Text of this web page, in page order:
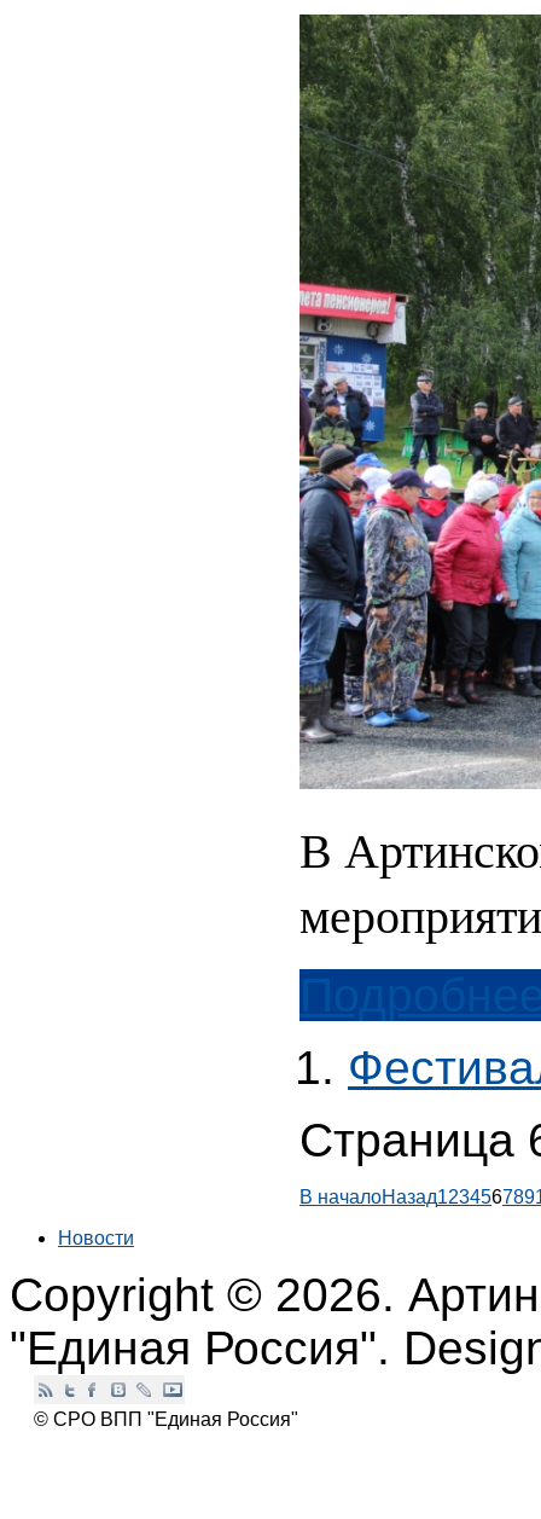
В
Страница
В началоНазад123456789
Новости
Copyright © 2026.
"Единая Россия".
© СРО ВПП "Единая Россия"